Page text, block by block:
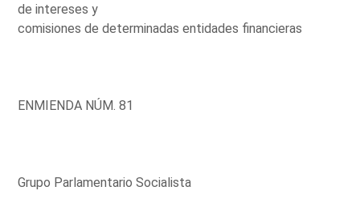
de intereses y
comisiones de determinadas entidades financieras
ENMIENDA NÚM. 81
Grupo Parlamentario Socialista